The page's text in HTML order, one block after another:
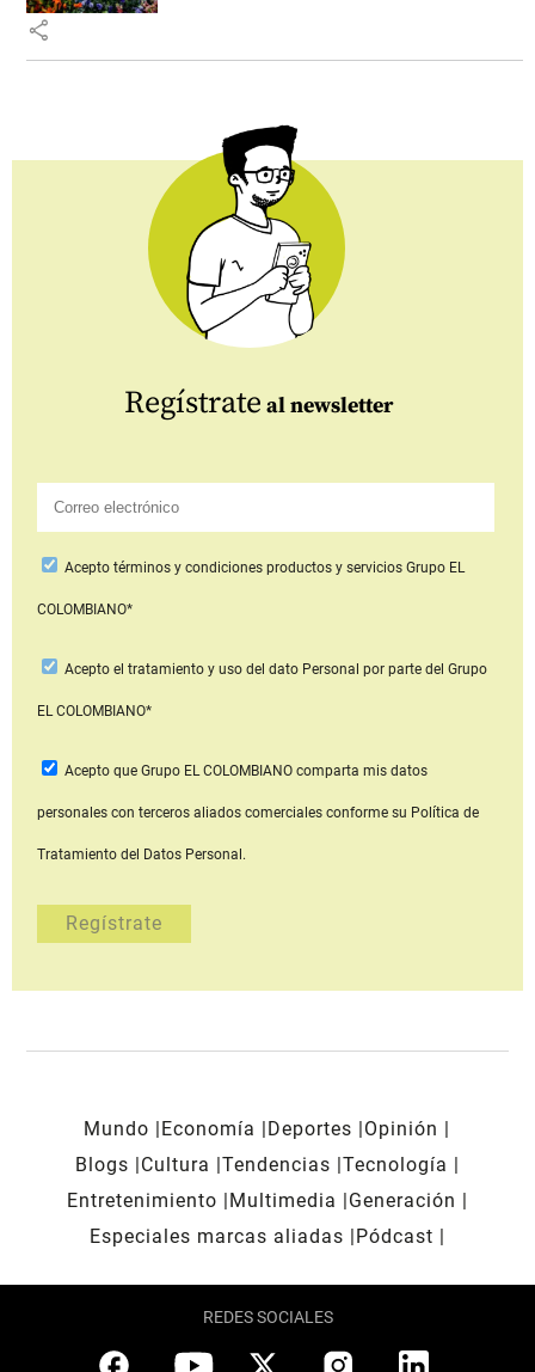
share
Regístrate al newsletter
Aceptotérminos y condiciones productos y serviciosGrupo EL
COLOMBIANO*
Acepto el tratamiento y uso del dato Personal por parte del Grupo
EL COLOMBIANO*
Acepto que Grupo EL COLOMBIANOcomparta mis datos
personales con terceros aliados comerciales conforme su Política de
Tratamiento del Datos Personal.
Mundo Economía Deportes
Opinión
Blogs
Cultura Tendencias Tecnología
Entretenimiento
Multimedia
Generación
Especiales marcas aliadas
Pódcast
REDES SOCIALES